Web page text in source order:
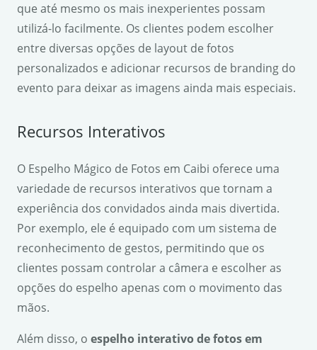
que até mesmo os mais inexperientes possam
utilizá-lo facilmente. Os clientes podem escolher
entre diversas opções de layout de fotos
personalizados e adicionar recursos de branding do
evento para deixar as imagens ainda mais especiais.
Recursos Interativos
O Espelho Mágico de Fotos em Caibi oferece uma
variedade de recursos interativos que tornam a
experiência dos convidados ainda mais divertida.
Por exemplo, ele é equipado com um sistema de
reconhecimento de gestos, permitindo que os
clientes possam controlar a câmera e escolher as
opções do espelho apenas com o movimento das
mãos.
Além disso, o espelho interativo de fotos em